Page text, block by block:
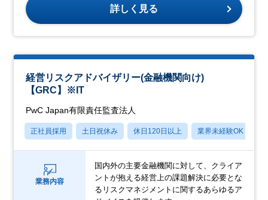
詳しく見る
経営リスクアドバイザリー(金融機関向け)
【GRC】※IT
PwC Japan有限責任監査法人
正社員採用 土日祝休み 休日120日以上 業界未経験OK
業務内容
国内外の主要金融機関に対して、クライア
ントが抱える経営上の課題解決に必要とな
るリスクマネジメントに関するあらゆるア